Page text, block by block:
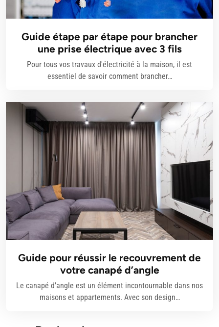
Guide étape par étape pour brancher
une prise électrique avec 3 fils
Pour tous vos travaux d'électricité à la maison, il est
essentiel de savoir comment brancher…
Guide pour réussir le recouvrement de
votre canapé d’angle
Le canapé d'angle est un élément incontournable dans nos
maisons et appartements. Avec son design…